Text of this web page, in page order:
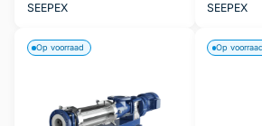
SEEPEX SEEPEX
Op voorraad Op voorraad